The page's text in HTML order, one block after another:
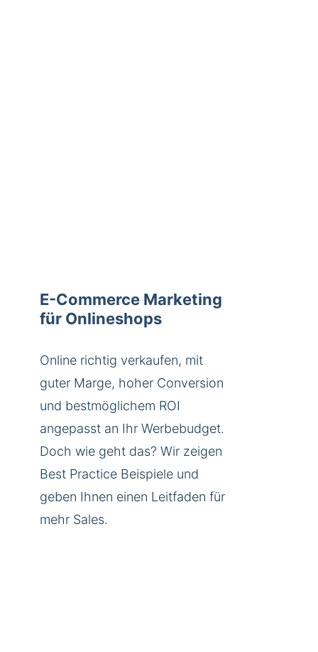
E-Commerce Marketing
für Onlineshops
Online richtig verkaufen, mit
guter Marge, hoher Conversion
und bestmöglichem ROI
angepasst an Ihr Werbebudget.
Doch wie geht das? Wir zeigen
Best Practice Beispiele und
geben Ihnen einen Leitfaden für
mehr Sales.